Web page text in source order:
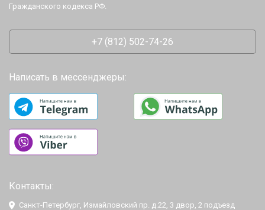
Гражданского кодекса РФ.
+7 (812) 502-74-26
Написать в мессенджеры:
Контакты:
Санкт-Петербург, Измайловский пр. д.22, 3 двор, 2 подъезд